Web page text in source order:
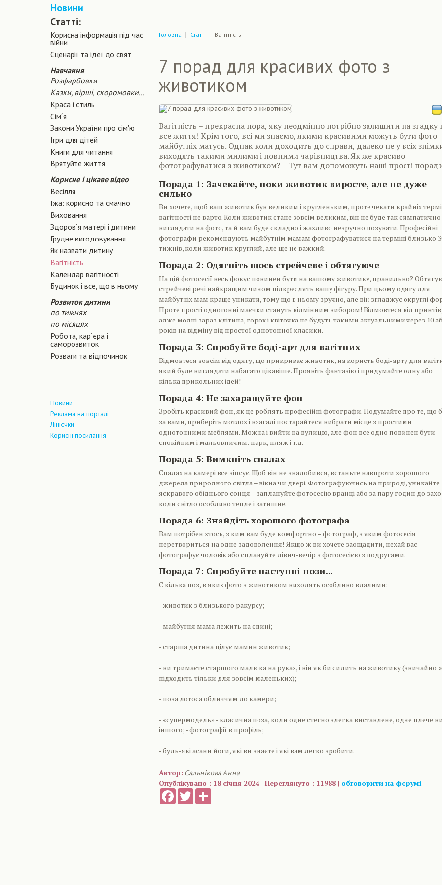
Новини
Статті:
Корисна інформація під час
війни
Сценарiї та iдеї до свят
Навчання
Розфарбовки
Казки, вірші, скоромовки...
Краса і стиль
Сiм´я
Закони України про сiм'ю
Ігри для дітей
Книги для читання
Врятуйте життя
Корисне і цікаве відео
Весілля
Їжа: корисно та смачно
Виховання
Здоров´я матері і дитини
Грудне вигодовування
Як назвати дитину
Вагiтнiсть
Календар вагітності
Будинок і все, що в ньому
Розвиток дитини
по тижнях
по місяцях
Робота, кар´єра і
саморозвиток
Розваги та відпочинок
Новини
Реклама на порталі
Лінієчки
Корисні посилання
Головна Статті Вагiтнiсть
7 порад для красивих фото з
животиком
Вагітність – прекрасна пора, яку неодмінно потрібно залишити на згадку
все життя! Крім того, всі ми знаємо, якими красивими можуть бути фото
майбутніх матусь. Однак коли доходить до справи, далеко не у всіх
виходять такими милими і повними чарівництва. Як же красиво
фотографуватися з животиком? – Тут вам допоможуть наші прості
Порада 1: Зачекайте, поки животик виросте, але не дуже
сильно
Ви хочете, щоб ваш животик був великим і кругленьким, проте чекати крайніх
вагітності не варто. Коли животик стане зовсім великим, він не буде так симпатично
виглядати на фото, та й вам буде складно і жахливо незручно позувати. Професійні
фотографи рекомендують майбутнім мамам фотографуватися на терміні близько
тижнів, коли животик круглий, але ще не важкий.
Порада 2: Одягніть щось стрейчеве і обтягуюче
На цій фотосесії весь фокус повинен бути на вашому животику, правильно?
стрейчеві речі найкращим чином підкреслять вашу фігуру. При цьому одягу для
майбутніх мам краще уникати, тому що в ньому зручно, але він згладжує округлі
Проте прості однотонні маєчки стануть відмінним вибором! Відмовтеся від принтів,
адже модні зараз клітина, горох і квіточка не будуть такими актуальними через 10
років на відміну від простої однотонної класики.
Порада 3: Спробуйте боді-арт для вагітних
Відмовтеся зовсім від одягу, що прикриває животик, на користь боді-арту для
який буде виглядати набагато цікавіше. Проявіть фантазію і придумайте одну або
кілька прикольних ідей!
Порада 4: Не захаращуйте фон
Зробіть красивий фон, як це роблять професійні фотографи. Подумайте про те, що
за вами, приберіть мотлох і взагалі постарайтеся вибрати місце з простими
однотонними меблями. Можна і вийти на вулицю, але фон все одно повинен бути
спокійним і мальовничим: парк, пляж і т.д.
Порада 5: Вимкніть спалах
Спалах на камері все зіпсує. Щоб він не знадобився, встаньте навпроти хорошого
джерела природного світла – вікна чи двері. Фотографуючись на природі, уникайте
яскравого обіднього сонця – заплануйте фотосесію вранці або за пару годин до
коли світло особливо тепле і затишне.
Порада 6: Знайдіть хорошого фотографа
Вам потрібен хтось, з ким вам буде комфортно – фотограф, з яким фотосесія
перетвориться на одне задоволення! Якщо ж ви хочете заощадити, нехай вас
фотографує чоловік або сплануйте дівич-вечір з фотосесією з подругами.
Порада 7: Спробуйте наступні пози...
Є кілька поз, в яких фото з животиком виходять особливо вдалими:
- животик з близького ракурсу;
- майбутня мама лежить на спині;
- старша дитина цілує мамин животик;
- ви тримаєте старшого малюка на руках, і він як би сидить на животику (звичайно
підходить тільки для зовсім маленьких);
- поза лотоса обличчям до камери;
- «супермодель» - класична поза, коли одне стегно злегка виставлене, одне плече
іншого; - фотографії в профіль;
- будь-які асани йоги, які ви знаєте і які вам легко зробити.
Автор: Сальнікова Анна
Опублікувано : 18 січня 2024 | Переглянуто : 11988 | обговорити на форумі
FacebookTwitter